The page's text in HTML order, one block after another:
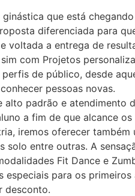
que está
diferenciada para
voltada a entrega de
com Projetos
de público, desde
pessoas novas.
alto padrão e atendimento
a fim de que alcance os
iremos oferecer também
solo entre outras. A
Fit Dance e
para os primeiros
desconto.